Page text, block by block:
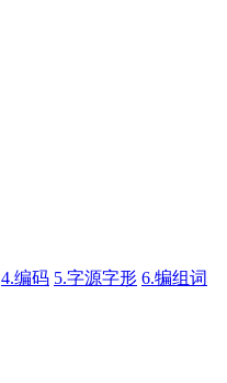
4.编码 5.字源字形 6.犏组词